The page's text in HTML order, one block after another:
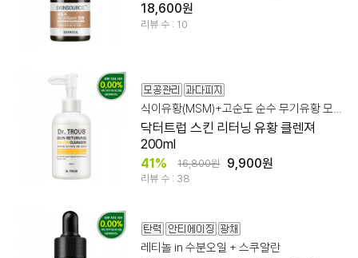
18,600원
리뷰 수 : 10
식이유황(MSM)+고순도 순수 무기유황 모공 클렌져
닥터트럽 스킨 리터닝 유황 클렌져
200ml
41% 16,800원 9,900원
리뷰 수 : 38
레티놀 in 수분오일 + 스쿠알란